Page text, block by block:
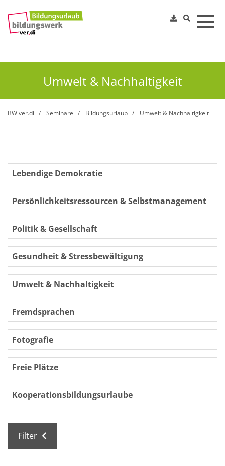
Umwelt & Nachhaltigkeit
BW ver.di Seminare Bildungsurlaub Umwelt & Nachhaltigkeit
Lebendige Demokratie
Persönlichkeitsressourcen & Selbstmanagement
Politik & Gesellschaft
Gesundheit & Stressbewältigung
Umwelt & Nachhaltigkeit
Fremdsprachen
Fotografie
Freie Plätze
Kooperationsbildungsurlaube
Filter